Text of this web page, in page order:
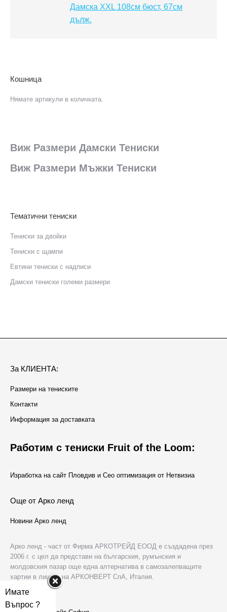
Дамска XXL 108см бюст, 67см
дълж.
Кошница
Нямате артикули в количката.
Виж Размери Дамски Тениски
Виж Размери Мъжки Тениски
Тематични тениски
Тениски за двойки
Тениски с щампи
Eвтини тениски с надписи
Дамски тениски големи размери
За КЛИЕНТА:
Размери на тениските
Контакти
Информация за доставката
Работим с тениски Fruit of the Loom:
Изработка на сайт Пловдив и Сео оптимизация от Нетвизиа
Още от Арко ленд
Новини Арко ленд
Арко ленд - част от Фирма АРКОТРЕЙД ЕООД е създадена през
2006 г. с цел да представи на българския, румънския и
молдовския пазар още една алтернатива в самозалепващите
хартии в лицето на АРКОНВЕРТ СпА, Италия.
За нас
Имате
Въпрос ?